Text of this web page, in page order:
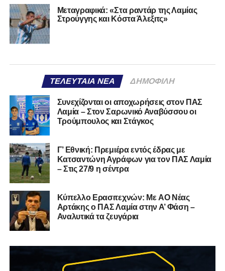
Mεταγραφικά: «Στα ραντάρ της Λαμίας
Στρούγγης και Κόστα Άλεξιτς»
ΤΕΛΕΥΤΑΊΑ ΝΈΑ ΔΗΜΟΦΙΛΉ
Συνεχίζονται οι αποχωρήσεις στον ΠΑΣ
Λαμία – Στον Σαρωνικό Αναβύσσου οι
Τρούμπουλος και Στάγκος
Γ’ Εθνική: Πρεμιέρα εντός έδρας με
Κατσαντώνη Αγράφων για τον ΠΑΣ Λαμία
– Στις 27/9 η σέντρα
Kύπελλο Ερασιτεχνών: Με AO Nέας
Αρτάκης ο ΠΑΣ Λαμία στην Α’ Φάση –
Αναλυτικά τα ζευγάρια